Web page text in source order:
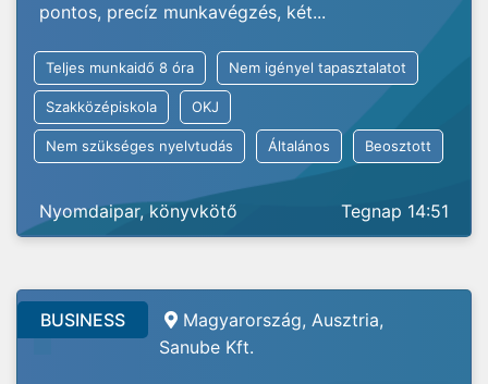
pontos, precíz munkavégzés, két...
Teljes munkaidő 8 óra Nem igényel tapasztalatot
Szakközépiskola OKJ
Nem szükséges nyelvtudás Általános Beosztott
Nyomdaipar, könyvkötő Tegnap 14:51
BUSINESS
Magyarország, Ausztria,
Sanube Kft.